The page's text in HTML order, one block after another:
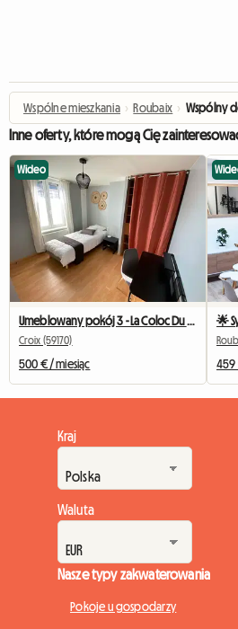
Wspólne mieszkania › Roubaix › Wspólny
Inne oferty, które mogą Cię
Wideo
Umeblowany pokój 3 - La Coloc Du Fresnoy
Croix (59170)
500 € / miesiąc 459
Kraj
Waluta
Nasze typy zakwaterowania
Pokoje u gospodarzy